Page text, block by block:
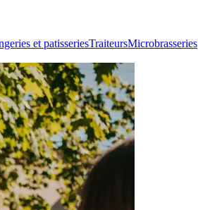
et patisseriesTraiteursMicrobrasseries